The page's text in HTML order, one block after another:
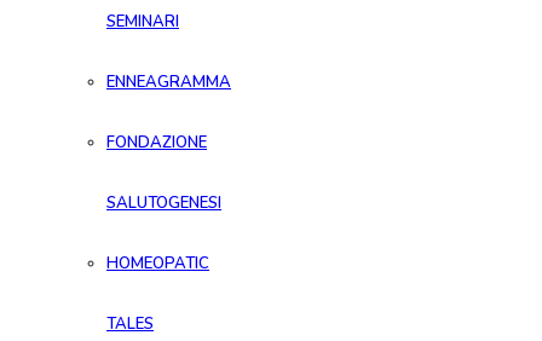
SEMINARI
ENNEAGRAMMA
FONDAZIONE
SALUTOGENESI
HOMEOPATIC
TALES